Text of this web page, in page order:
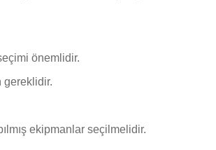
önemlidir.
gereklidir.
ekipmanlar seçilmelidir.